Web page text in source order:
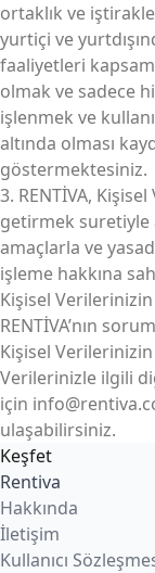
ortaklık ve
yurtiçi ve
faaliyetleri
olmak ve sadece
işlenmek ve
altında olması
göstermektesiniz.
3. RENTİVA,
getirmek suretiyle
amaçlarla ve
işleme hakkına
Kişisel
RENTİVA’nın
Kişisel
Verilerinizle ilgili
için
ulaşabilirsiniz.
Keşfet
Rentiva
Hakkında
İletişim
Kullanıcı